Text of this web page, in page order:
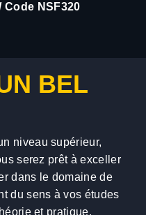
Code NSF320
BEL
niveau supérieur,
serez prêt à exceller
dans le domaine de
du sens à vos études
et pratique.